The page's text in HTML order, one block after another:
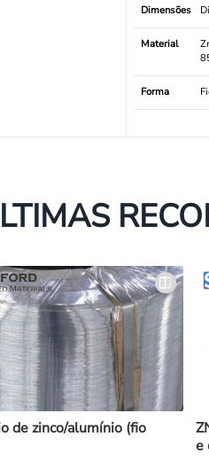
Dimensões
Material
Forma
de zinco/alumínio (fio
e